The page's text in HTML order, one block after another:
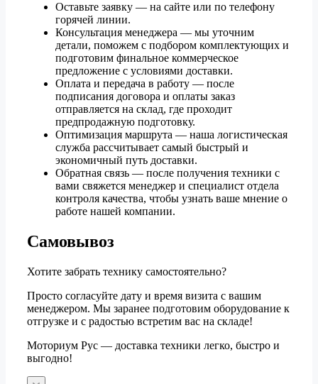
Оставьте заявку — на сайте или по телефону
горячей линии.
Консультация менеджера — мы уточним
детали, поможем с подбором комплектующих и
подготовим финальное коммерческое
предложение с условиями доставки.
Оплата и передача в работу — после
подписания договора и оплаты заказ
отправляется на склад, где проходит
предпродажную подготовку.
Оптимизация маршрута — наша логистическая
служба рассчитывает самый быстрый и
экономичный путь доставки.
Обратная связь — после получения техники с
вами свяжется менеджер и специалист отдела
контроля качества, чтобы узнать ваше мнение о
работе нашей компании.
Самовывоз
Хотите забрать технику самостоятельно?
Просто согласуйте дату и время визита с вашим
менеджером. Мы заранее подготовим оборудование к
отгрузке и с радостью встретим вас на складе!
Моториум Рус — доставка техники легко, быстро и
выгодно!